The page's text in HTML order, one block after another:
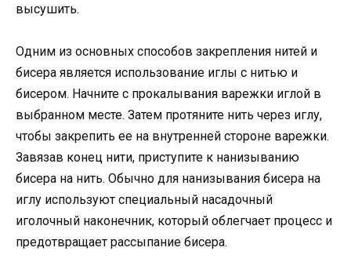
высушить.
Одним из основных способов закрепления нитей и
бисера является использование иглы с нитью и
бисером. Начните с прокалывания варежки иглой в
выбранном месте. Затем протяните нить через иглу,
чтобы закрепить ее на внутренней стороне варежки.
Завязав конец нити, приступите к нанизыванию
бисера на нить. Обычно для нанизывания бисера на
иглу используют специальный насадочный
иголочный наконечник, который облегчает процесс и
предотвращает рассыпание бисера.